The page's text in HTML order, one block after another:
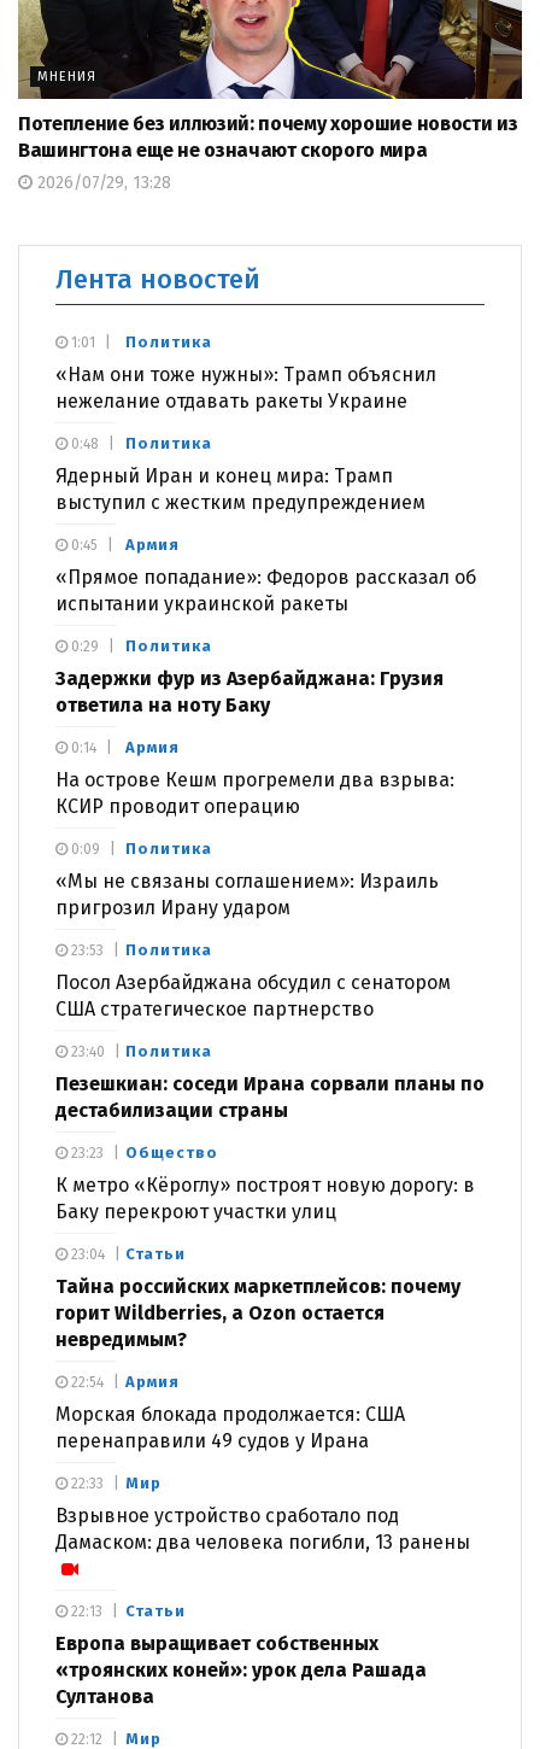
МНЕНИЯ
Потепление без иллюзий: почему хорошие новости из
Вашингтона еще не означают скорого мира
2026/07/29, 13:28
Лента новостей
Политика
«Нам они тоже нужны»: Трамп объяснил
нежелание отдавать ракеты Украине
1:01
Политика
Ядерный Иран и конец мира: Трамп
выступил с жестким предупреждением
0:48
Армия
«Прямое попадание»: Федоров рассказал об
испытании украинской ракеты
0:45
Политика
Задержки фур из Азербайджана: Грузия
ответила на ноту Баку
0:29
Армия
На острове Кешм прогремели два взрыва:
КСИР проводит операцию
0:14
Политика
«Мы не связаны соглашением»: Израиль
пригрозил Ирану ударом
0:09
Политика
Посол Азербайджана обсудил с сенатором
США стратегическое партнерство
23:53
Политика
Пезешкиан: соседи Ирана сорвали планы по
дестабилизации страны
23:40
Общество
К метро «Кёроглу» построят новую дорогу: в
Баку перекроют участки улиц
23:23
Статьи
Тайна российских маркетплейсов: почему
горит Wildberries, а Ozon остается
невредимым?
23:04
Армия
Морская блокада продолжается: США
перенаправили 49 судов у Ирана
22:54
Мир
Взрывное устройство сработало под
Дамаском: два человека погибли, 13 ранены
22:33
Статьи
Европа выращивает собственных
«троянских коней»: урок дела Рашада
Султанова
22:13
Мир
22:12